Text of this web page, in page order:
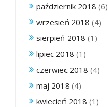
październik 2018 (6)
wrzesień 2018 (4)
sierpień 2018 (1)
lipiec 2018 (1)
czerwiec 2018 (4)
maj 2018 (4)
kwiecień 2018 (1)